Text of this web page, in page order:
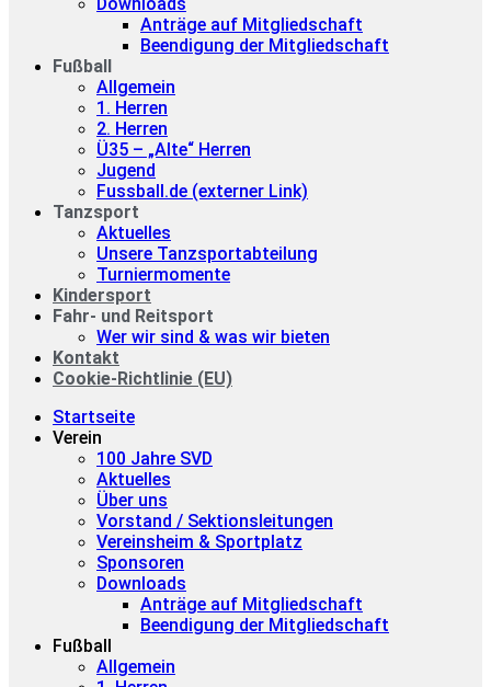
Anträge auf Mitgliedschaft
Beendigung der Mitgliedschaft
Fußball
Allgemein
1. Herren
2. Herren
Ü35 – „Alte“ Herren
Jugend
Fussball.de (externer Link)
Tanzsport
Aktuelles
Unsere Tanzsportabteilung
Turniermomente
Kindersport
Fahr- und Reitsport
Wer wir sind & was wir bieten
Kontakt
Cookie-Richtlinie (EU)
Startseite
Verein
100 Jahre SVD
Aktuelles
Über uns
Vorstand / Sektionsleitungen
Vereinsheim & Sportplatz
Sponsoren
Downloads
Anträge auf Mitgliedschaft
Beendigung der Mitgliedschaft
Fußball
Allgemein